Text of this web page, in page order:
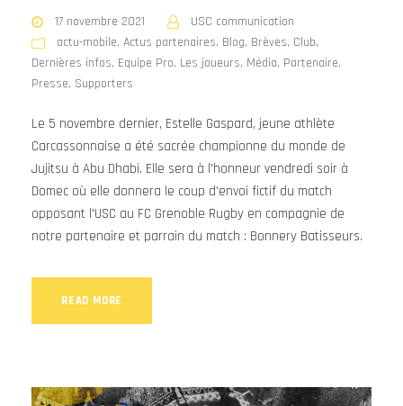
17 novembre 2021
USC communication
actu-mobile, Actus partenaires, Blog, Brèves, Club,
Dernières infos, Equipe Pro, Les joueurs, Média, Partenaire,
Presse, Supporters
Le 5 novembre dernier, Estelle Gaspard, jeune athlète
Carcassonnaise a été sacrée championne du monde de
Jujitsu à Abu Dhabi. Elle sera à l'honneur vendredi soir à
Domec où elle donnera le coup d'envoi fictif du match
opposant l'USC au FC Grenoble Rugby en compagnie de
notre partenaire et parrain du match : Bonnery Batisseurs.
READ MORE